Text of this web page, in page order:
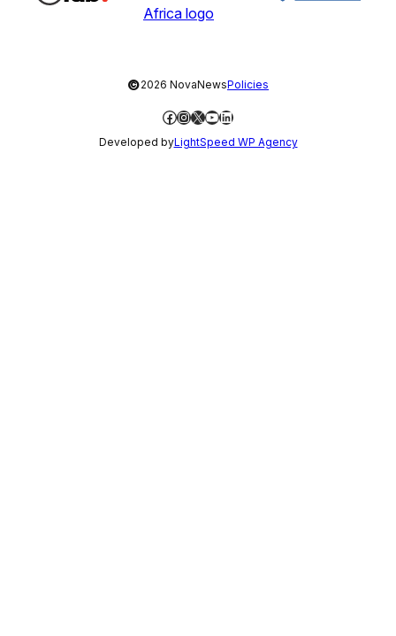
©2026 NovaNewsPolicies
Facebook
Instagram
X YouTube
LinkedIn
Developed byLightSpeed WP Agency